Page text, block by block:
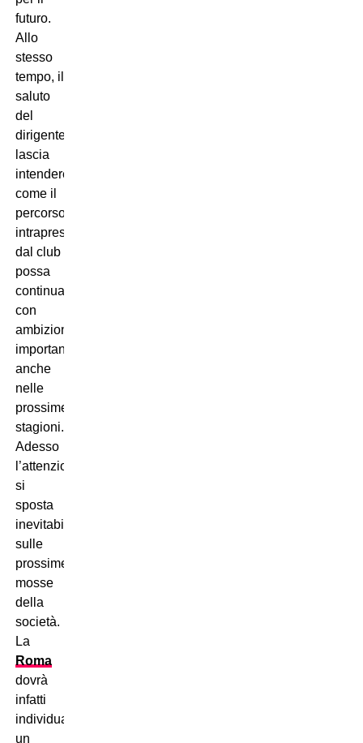
futuro.
Allo
stesso
tempo, il
saluto
del
dirigente
lascia
intendere
come il
percorso
intrapreso
dal club
possa
continuare
con
ambizioni
importanti
anche
nelle
prossime
stagioni.
Adesso
l’attenzione
si
sposta
inevitabilmente
sulle
prossime
mosse
della
società.
La
Roma
dovrà
infatti
individuare
un